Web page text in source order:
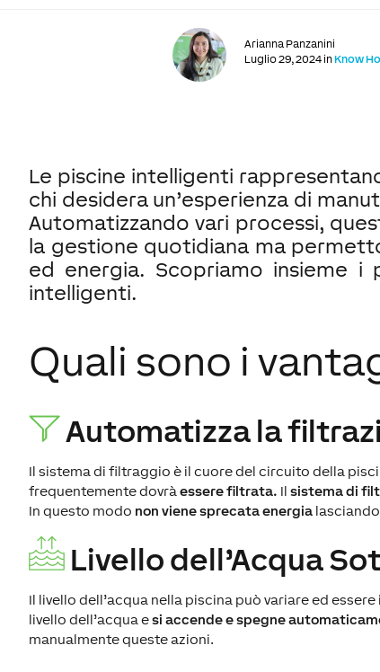
Arianna Panzanini
Luglio 29, 2024 inKnow
Le piscine intelligenti
chi desidera un’esperienza di
Automatizzando vari processi,
la gestione quotidiana ma
ed energia. Scopriamo insieme i
intelligenti.
Quali sono i
Automatizza la
Il sistema di filtraggio è il cuore del circuito della
frequentemente dovrà essere filtrata. Il sistema di
In questo modo non viene sprecata energia
Livello dell’Acqua
Il livello dell’acqua nella piscina può variare ed
livello dell’acqua esi accende e spegne
manualmente queste azioni.